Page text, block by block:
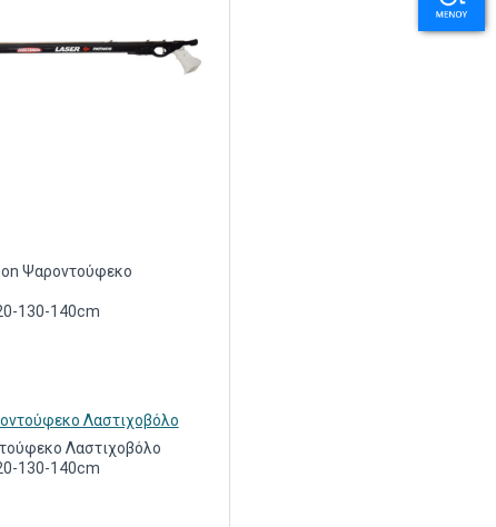
Ψαροντούφεκο
130-140cm
Λαστιχοβόλο
130-140cm